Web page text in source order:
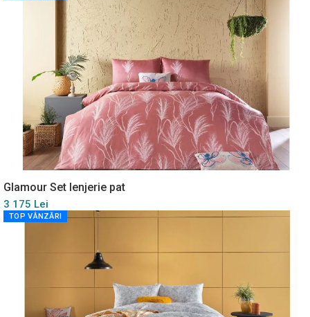
Glamour Set lenjerie pat
3 175 Lei
TOP VÂNZĂRI